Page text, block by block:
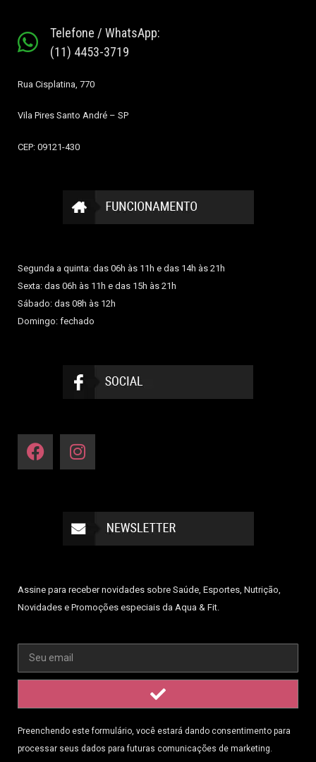
Telefone / WhatsApp:
(11) 4453-3719
Rua Cisplatina, 770
Vila Pires Santo André – SP
CEP: 09121-430
Segunda a quinta: das 06h às 11h e das 14h às 21h
Sexta: das 06h às 11h e das 15h às 21h
Sábado: das 08h às 12h
Domingo: fechado
Assine para receber novidades sobre Saúde, Esportes, Nutrição,
Novidades e Promoções especiais da Aqua & Fit.
Preenchendo este formulário, você estará dando consentimento para
processar seus dados para futuras comunicações de marketing.